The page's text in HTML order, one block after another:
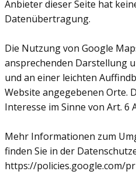
Anbieter dieser Seite hat
Datenübertragung.
Die Nutzung von Google
ansprechenden Darstellung
und an einer leichten
Website angegebenen Orte.
Interesse im Sinne von Art. 6
Mehr Informationen zum
finden Sie in der
https://policies.google.com/